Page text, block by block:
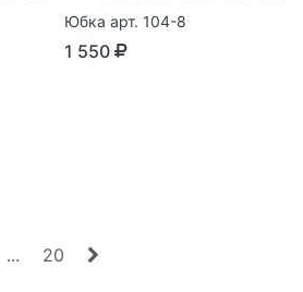
Юбка арт. 104-8
1 550
... 20